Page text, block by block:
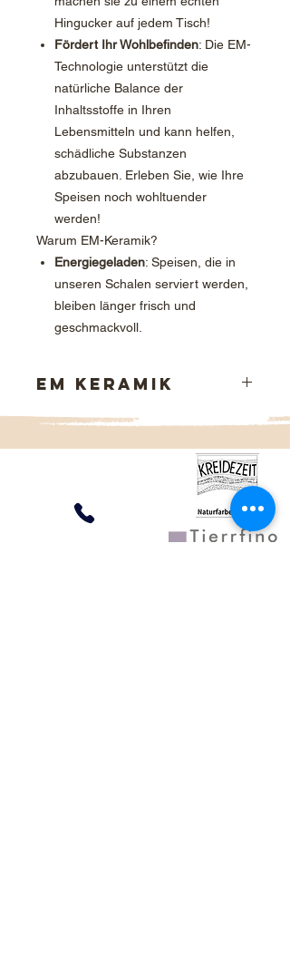
Hingucker auf jedem Tisch!
Fördert Ihr Wohlbefinden: Die EM-
Technologie unterstützt die
natürliche Balance der
Inhaltsstoffe in Ihren
Lebensmitteln und kann helfen,
schädliche Substanzen
abzubauen. Erleben Sie, wie Ihre
Speisen noch wohltuender
werden!
Warum EM-Keramik?
Energiegeladen: Speisen, die in
unseren Schalen serviert werden,
bleiben länger frisch und
geschmackvoll.
EM Keramik
Nicht umsonst füllten unsere
in keramische Gefäße. Haltbarkeit
und kühlende Wirkung waren ihnen
Heute mischen wir bei Schaedler